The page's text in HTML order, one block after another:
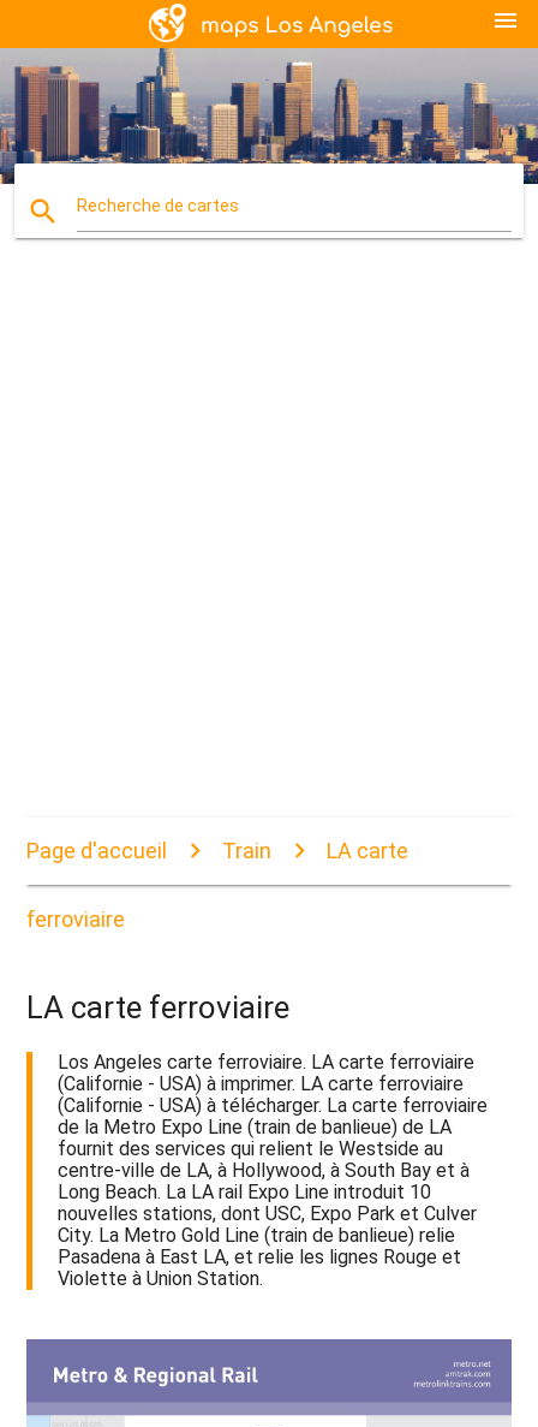
menu
search Recherche de cartes
Page d'accueil Train LA carte
ferroviaire
LA carte ferroviaire
Los Angeles carte ferroviaire. LA carte ferroviaire
(Californie - USA) à imprimer. LA carte ferroviaire
(Californie - USA) à télécharger. La carte ferroviaire
de la Metro Expo Line (train de banlieue) de LA
fournit des services qui relient le Westside au
centre-ville de LA, à Hollywood, à South Bay et à
Long Beach. La LA rail Expo Line introduit 10
nouvelles stations, dont USC, Expo Park et Culver
City. La Metro Gold Line (train de banlieue) relie
Pasadena à East LA, et relie les lignes Rouge et
Violette à Union Station.